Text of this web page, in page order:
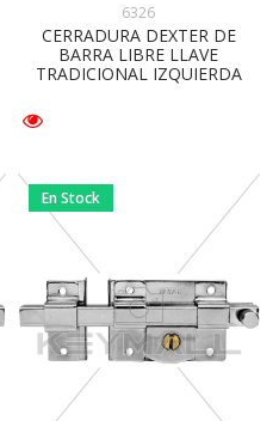
6326
CERRADURA DEXTER DE
BARRA LIBRE LLAVE
TRADICIONAL IZQUIERDA
En Stock